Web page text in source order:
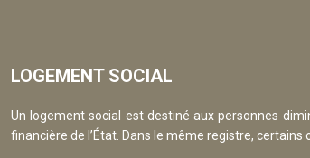
LOGEMENT SOCIAL
Un logement social est destiné aux personnes
financière de l’État. Dans le même registre,